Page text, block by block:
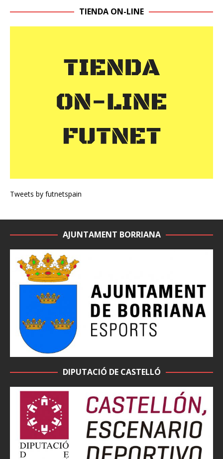
TIENDA ON-LINE
Tweets by futnetspain
AJUNTAMENT BORRIANA
DIPUTACIÓ DE CASTELLÓ